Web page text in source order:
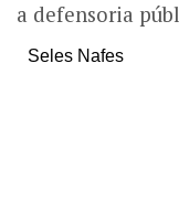
a defensoria
Seles Nafes